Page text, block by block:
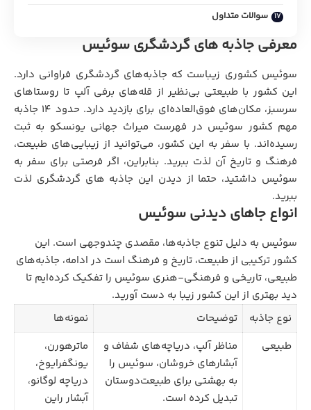
سوالات متداول
معرفی جاذبه های گردشگری سوئیس
سوئیس کشوری زیباست که جاذبه‌های گردشگری فراوانی دارد.
این کشور با طبیعتی بی‌نظیر از قله‌های برفی آلپ تا روستاهای
سرسبز، مکان‌های فوق‌العاده‌ای برای بازدید دارد. حدود 14 جاذبه
مهم کشور سوئیس در فهرست میراث جهانی یونسکو به ثبت
رسیده‌اند. با سفر به این کشور، می‌توانید از زیبایی‌های طبیعت،
فرهنگ و تاریخ آن لذت ببرید. بنابراین، اگر فرصتی برای سفر به
سوئیس داشتید، حتما از دیدن این جاذبه‌‌ های گردشگری لذت
ببرید.
انواع جاهای دیدنی سوئیس
سوئیس به دلیل تنوع جاذبه‌ها، مقصدی چندوجهی است. این
کشور ترکیبی از طبیعت، تاریخ و فرهنگ است در ادامه، جاذبه‌های
طبیعی، تاریخی و فرهنگی-هنری سوئیس را تفکیک کرده‌ایم تا
دید بهتری از این کشور زیبا به دست آورید.
نوع جاذبه
توضیحات
نمونه‌ها
طبیعی
مناظر آلپ، دریاچه‌های شفاف و
آبشارهای خروشان، سوئیس را
به بهشتی برای طبیعت‌دوستان
تبدیل کرده است.
ماترهورن،
یونگفرایوخ،
دریاچه لوگانو،
آبشار راین